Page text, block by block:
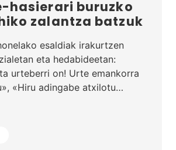
hasierari buruzko
zalantza batzuk
esaldiak irakurtzen
eta hedabideetan:
urteberri on! Urte emankorra
«Hiru adingabe atxilotu…